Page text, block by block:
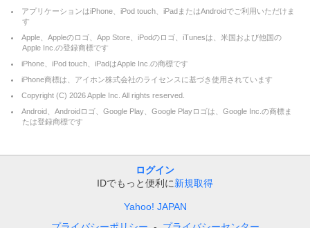
アプリケーションはiPhone、iPod touch、iPadまたはAndroidでご利用いただけま
す
Apple、Appleのロゴ、App Store、iPodのロゴ、iTunesは、米国および他国の
Apple Inc.の登録商標です
iPhone、iPod touch、iPadはApple Inc.の商標です
iPhone商標は、アイホン株式会社のライセンスに基づき使用されています
Copyright (C) 2026Apple Inc. All rights reserved.
Android、Androidロゴ、Google Play、Google Playロゴは、Google Inc.の商標ま
たは登録商標です
ログイン
IDでもっと便利に新規取得
Yahoo! JAPAN